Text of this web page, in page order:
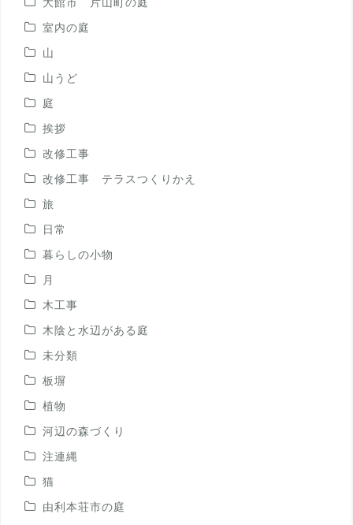
室内の庭
山
山うど
庭
挨拶
改修工事
改修工事 テラスつくりかえ
旅
日常
暮らしの小物
月
木工事
木陰と水辺がある庭
未分類
板塀
植物
河辺の森づくり
注連縄
猫
由利本荘市の庭